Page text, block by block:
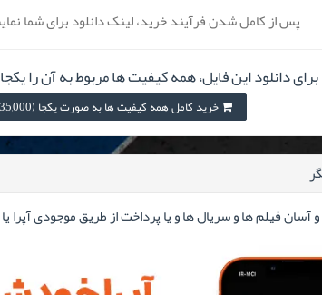
پس از کامل شدن فرآیند خرید، لینک دانلود برای شما
دانلود این فایل، همه کیفیت ها مربوط به آن را
خرید کامل همه کیفیت ها به صورت یکجا (35,000 تومان)
فیلم ها و سریال ها و یا پرداخت از طریق موجودی